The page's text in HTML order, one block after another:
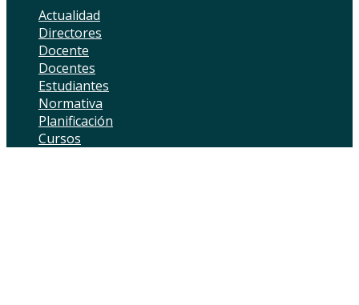
Actualidad
Directores
Docente
Docentes
Estudiantes
Normativa
Planificación
Cursos